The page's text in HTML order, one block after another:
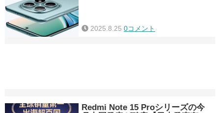
2025.8.25 0コメント
Redmi Note 15 Proシリーズの今